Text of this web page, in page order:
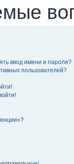
ввод имени и пароля?
пользователей?